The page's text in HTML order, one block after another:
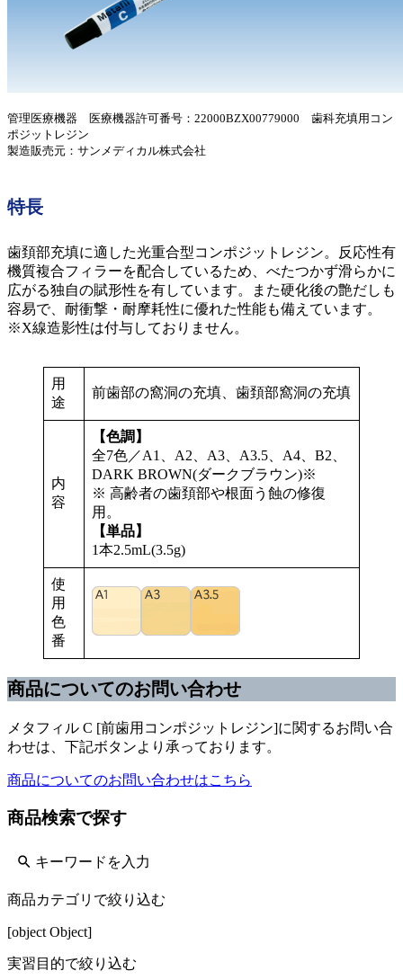
管理医療機器 医療機器許可番号：22000BZX00779000 歯科充填用コン
ポジットレジン
製造販売元：サンメディカル株式会社
特長
歯頚部充填に適した光重合型コンポジットレジン。反応性有
機質複合フィラーを配合しているため、べたつかず滑らかに
広がる独自の賦形性を有しています。また硬化後の艶だしも
容易で、耐衝撃・耐摩耗性に優れた性能も備えています。
※X線造影性は付与しておりません。
用
途
前歯部の窩洞の充填、歯頚部窩洞の充填
内
容
【色調】
全7色／A1、A2、A3、A3.5、A4、B2、
DARK BROWN(ダークブラウン)※
※ 高齢者の歯頚部や根面う蝕の修復
用。
【単品】
1本2.5mL(3.5g)
使
用
色
番
商品についてのお問い合わせ
メタフィル C [前歯用コンポジットレジン]に関するお問い合
わせは、下記ボタンより承っております。
商品についてのお問い合わせはこちら
商品検索で探す
商品カテゴリで絞り込む
[object Object]
実習目的で絞り込む